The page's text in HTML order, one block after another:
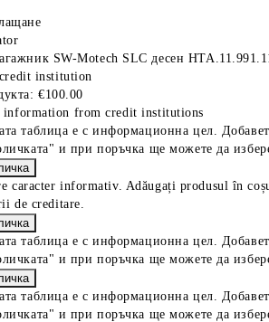
SW-Motech SLC десен
institution
€100.00
from credit institutions
таблица е с информационна цел.
и при поръчка ще можете да
caracter informativ. Adăugați produsul în
de creditare.
таблица е с информационна цел.
и при поръчка ще можете да
таблица е с информационна цел.
и при поръчка ще можете да